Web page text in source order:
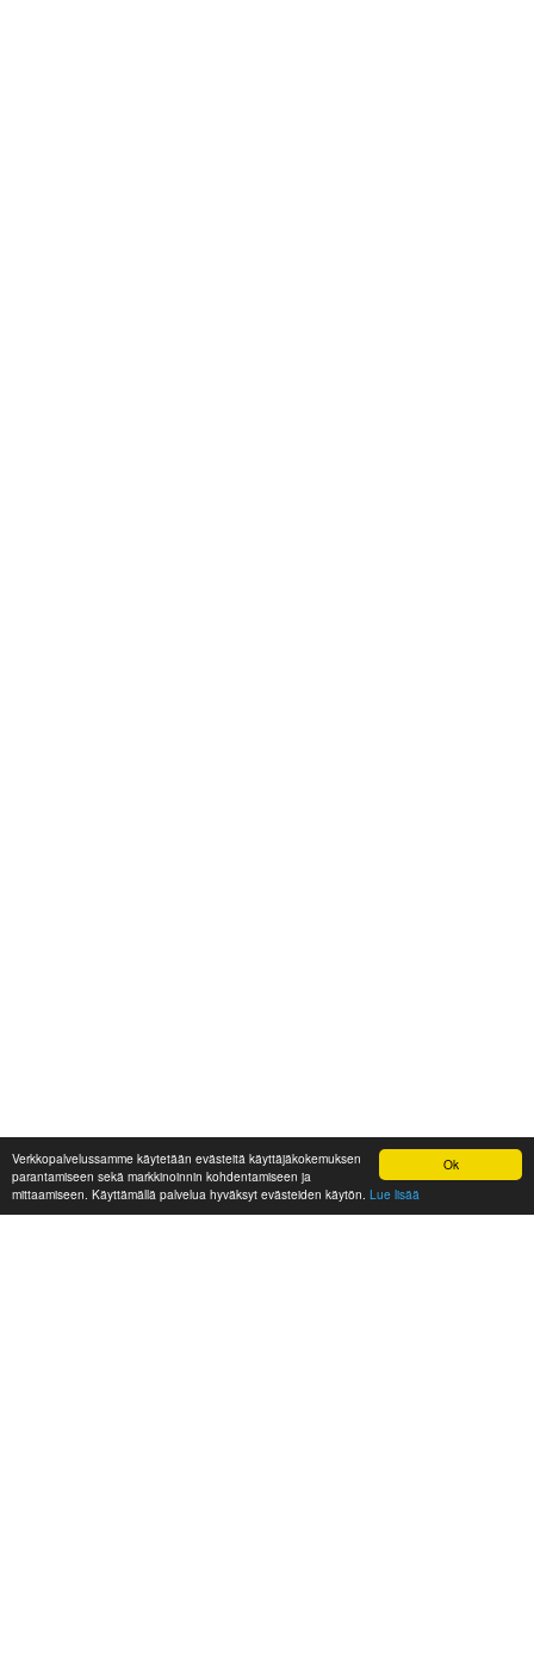
Ok
Verkkopalvelussamme käytetään evästeitä käyttäjäkokemuksen
parantamiseen sekä markkinoinnin kohdentamiseen ja
mittaamiseen. Käyttämällä palvelua hyväksyt evästeiden käytön. Lue lisää